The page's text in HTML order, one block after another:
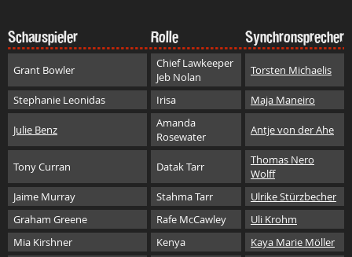
Schauspieler Rolle Synchronsprecher
Grant Bowler
Chief Lawkeeper
Jeb Nolan
Torsten Michaelis
Stephanie Leonidas Irisa Maja Maneiro
Julie Benz
Amanda
Rosewater
Antje von der Ahe
Tony Curran Datak Tarr
Thomas Nero
Wolff
Jaime Murray
Stahma Tarr
Ulrike Stürzbecher
Graham Greene
Rafe McCawley
Uli Krohm
Mia Kirshner
Kenya
Kaya Marie Möller